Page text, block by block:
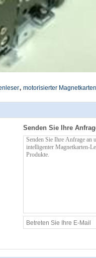
, motorisierter
Senden Sie Ihre